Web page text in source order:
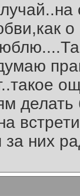
за них